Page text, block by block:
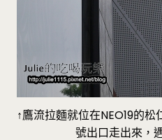
↑鷹流拉麵就位在NEO19的
號出口走出來，